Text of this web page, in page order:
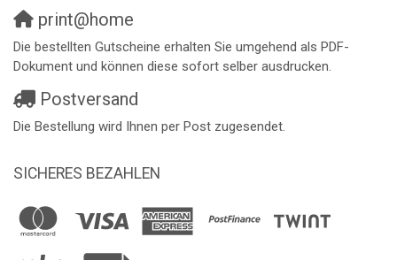
print@home
Die bestellten Gutscheine erhalten Sie umgehend als PDF-
Dokument und können diese sofort selber ausdrucken.
Postversand
Die Bestellung wird Ihnen per Post zugesendet.
SICHERES BEZAHLEN